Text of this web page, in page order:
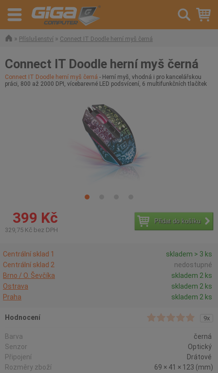
» Příslušenství » Connect IT Doodle herní myš černá
Connect IT Doodle herní myš černá
Connect IT Doodle herní myš černá - Herní myš, vhodná i pro kancelářskou
práci, 800 až 2000 DPI, vícebarevné LED podsvícení, 6 multifunkčních tlačítek
399 Kč
329,75 Kč bez DPH
Přidat do košíku
Centrální sklad 1
skladem > 3 ks
Centrální sklad 2
nedostupné
Brno / O. Ševčíka
skladem 2 ks
Ostrava
skladem 2 ks
Praha
skladem 2 ks
Hodnocení 9x
Barva
černá
Senzor
Optický
Připojení
Drátové
Rozměry zboží
69 × 41 × 123 (mm)